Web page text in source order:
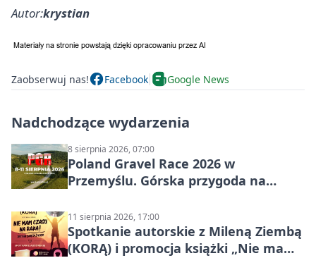
Autor:krystian
Zaobserwuj nas! Facebook Google News
Nadchodzące wydarzenia
8 sierpnia 2026, 07:00
Poland Gravel Race 2026 w
Przemyślu. Górska przygoda na
11 sierpnia 2026, 17:00
Spotkanie autorskie z Mileną Ziembą
(KORĄ) i promocja książki „Nie mam